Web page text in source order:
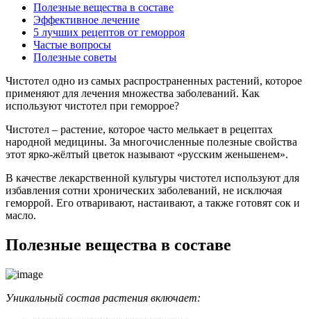
Полезные вещества в составе
Эффективное лечение
5 лучших рецептов от геморроя
Частые вопросы
Полезные советы
Чистотел одно из самых распространенных растений, которое
применяют для лечения множества заболеваний. Как
используют чистотел при геморрое?
Чистотел – растение, которое часто мелькает в рецептах
народной медицины. За многочисленные полезные свойства
этот ярко-жёлтый цветок называют «русским женьшенем».
В качестве лекарственной культуры чистотел используют для
избавления сотни хронических заболеваний, не исключая
геморрой. Его отваривают, настаивают, а также готовят сок и
масло.
Полезные вещества в составе
Уникальный состав растения включает: